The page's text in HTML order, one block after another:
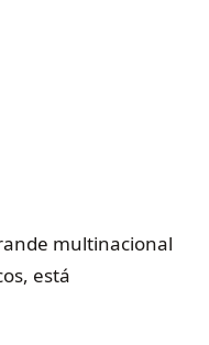
multinacional
está